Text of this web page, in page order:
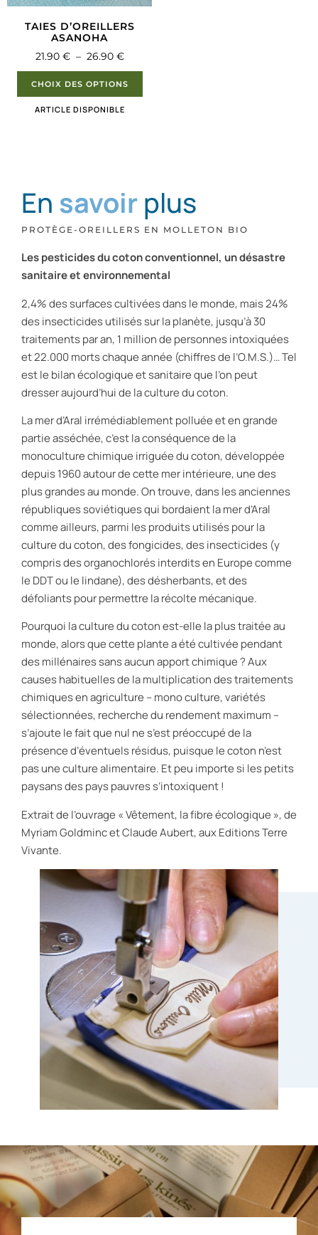
TAIES D’OREILLERS
ASANOHA
21.90 € – 26.90 €
CHOIX DES OPTIONS
ARTICLE DISPONIBLE
En savoirplus
PROTÈGE-OREILLERS EN MOLLETON BIO
Les pesticides du coton conventionnel, un désastre
sanitaire et environnemental
2,4% des surfaces cultivées dans le monde, mais 24%
des insecticides utilisés sur la planète, jusqu’à 30
traitements par an, 1 million de personnes intoxiquées
et 22.000 morts chaque année (chiffres de l’O.M.S.)… Tel
est le bilan écologique et sanitaire que l’on peut
dresser aujourd’hui de la culture du coton.
La mer d’Aral irrémédiablement polluée et en grande
partie asséchée, c’est la conséquence de la
monoculture chimique irriguée du coton, développée
depuis 1960 autour de cette mer intérieure, une des
plus grandes au monde. On trouve, dans les anciennes
républiques soviétiques qui bordaient la mer d’Aral
comme ailleurs, parmi les produits utilisés pour la
culture du coton, des fongicides, des insecticides (y
compris des organochlorés interdits en Europe comme
le DDT ou le lindane), des désherbants, et des
défoliants pour permettre la récolte mécanique.
Pourquoi la culture du coton est-elle la plus traitée au
monde, alors que cette plante a été cultivée pendant
des millénaires sans aucun apport chimique ? Aux
causes habituelles de la multiplication des traitements
chimiques en agriculture – mono culture, variétés
sélectionnées, recherche du rendement maximum –
s’ajoute le fait que nul ne s’est préoccupé de la
présence d’éventuels résidus, puisque le coton n’est
pas une culture alimentaire. Et peu importe si les petits
paysans des pays pauvres s’intoxiquent !
Extrait de l’ouvrage « Vêtement, la fibre écologique », de
Myriam Goldminc et Claude Aubert, aux Editions Terre
Vivante.